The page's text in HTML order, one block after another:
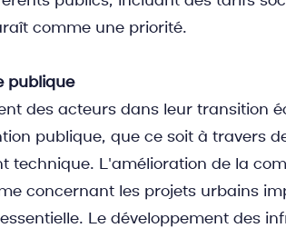
comme une priorité.
publique
des acteurs dans leur transition
publique, que ce soit à travers
technique. L'amélioration de la
concernant les projets urbains
Le développement des